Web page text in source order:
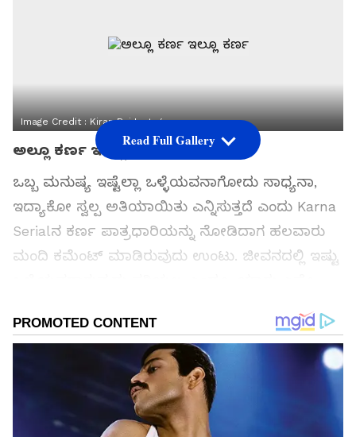
Image Credit : Kiran Raj Instagram
ಅಲ್ಲೂ ಕರ್ಣ ಇಲ್ಲೂ ಕರ್ಣ
ಒಬ್ಬ ಮನುಷ್ಯ ಇಷ್ಟೆಲ್ಲಾ ಒಳ್ಳೆಯವನಾಗೋದು ಸಾಧ್ಯನಾ,
ಇದ್ಯಾಕೋ ಸ್ವಲ್ಪ ಅತಿಯಾಯಿತು ಎನ್ನಿಸುತ್ತದೆ ಎಂದು Karna
Serialನ ಕರ್ಣ ಪಾತ್ರಧಾರಿಯನ್ನು ನೋಡಿದಾಗ ಹಲವಾರು
ಮಂದಿ ಕಮೆಂಟ್​ ಮಾಡಿರುವುದು ಉಂಟು. ಜೀವನದಲ್ಲಿ ಇಷ್ಟು
ಕ್ಯಾರೆಕ್ಟರ್​ ಬಹುಶಃ ನಿಜ ಜೀವನದಲ್ಲಿ ಯಾರಿಗೂ ಇರಲು
ಸಾಧ್ಯವೇ ಇಲ್ಲ ಬಿಡಿ ಇದ್ಯಾಕೋ ಸ್ವಲ್ಪ ಹೆಚ್ಚೇ ಅನ್ನಿಸ್ತಿದೆ
ಎನ್ನುವ ಮಾತುಗಳೂ ಕೇಳಿಬರುತ್ತಿವೆ. ಆದರೆ ಸೀರಿಯಲ್​
ಪಾತ್ರದಲ್ಲಿ ಏನು ಬೇಕಾದರೂ ಆಗಬಹುದು, ಆದರೆ ಅದೇ ನಿಜ
ಜೀವನದಲ್ಲಿ ಅಂಥದ್ದೇ ವ್ಯಕ್ತಿತ್ವ ಇರುವುದು ತುಂಬಾ ತುಂಬಾ
Read Full Gallery